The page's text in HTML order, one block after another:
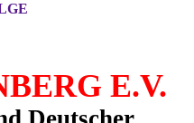
E.V.